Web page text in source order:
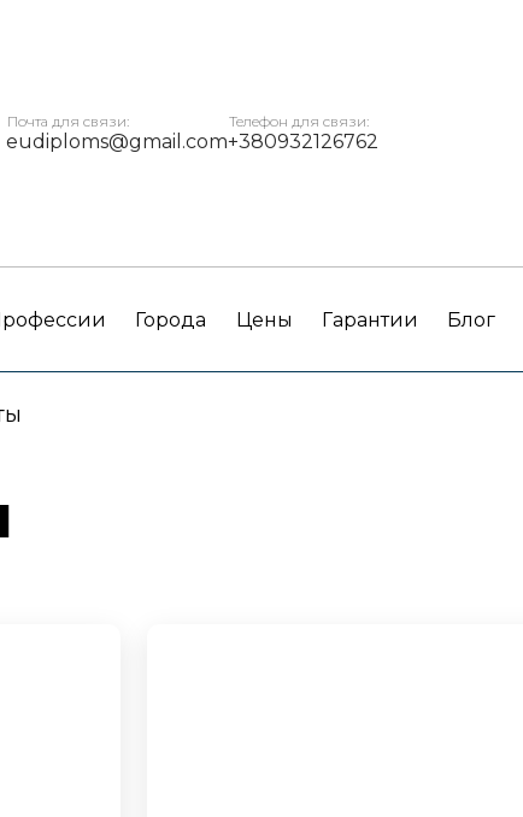
Почта для связи:
eudiploms@gmail.com
Телефон для связи:
+380932126762
Города Цены Гарантии Блог